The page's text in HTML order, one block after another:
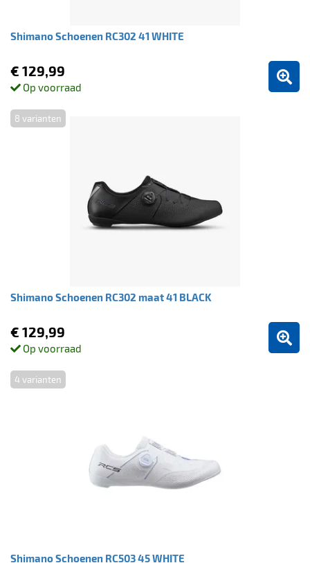
Shimano Schoenen RC302 41 WHITE
€ 129,99
Op voorraad
Shimano Schoenen RC302 maat 41 BLACK
8 varianten
€ 129,99
Op voorraad
Shimano Schoenen RC503 45 WHITE
4 varianten